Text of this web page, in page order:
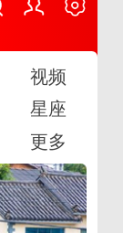
视频
星座
更多